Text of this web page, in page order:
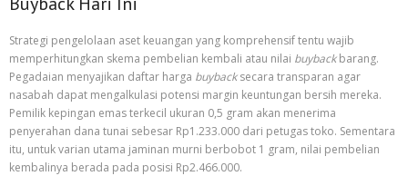
Strategi pengelolaan aset keuangan yang komprehensif tentu wajib
memperhitungkan skema pembelian kembali atau nilai buybackbarang.
Pegadaian menyajikan daftar harga buybacksecara transparan agar
nasabah dapat mengalkulasi potensi margin keuntungan bersih mereka.
Pemilik kepingan emas terkecil ukuran 0,5 gram akan menerima
penyerahan dana tunai sebesar Rp1.233.000 dari petugas toko. Sementara
itu, untuk varian utama jaminan murni berbobot 1 gram, nilai pembelian
kembalinya berada pada posisi Rp2.466.000.